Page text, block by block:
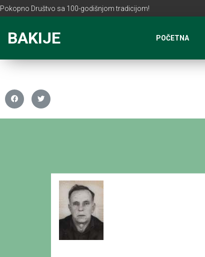
Pokopno Društvo sa 100-godišnjom tradicijom!
BAKIJE POČETNA